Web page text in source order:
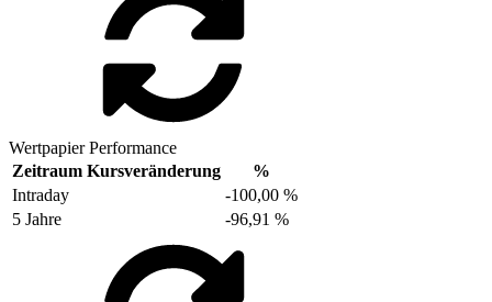
Wertpapier Performance
Zeitraum Kursveränderung
%
Intraday
-100,00 %
5 Jahre
-96,91 %